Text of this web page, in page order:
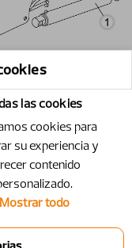
las cookies
cookies para
su experiencia y
contenido
Mostrar todo